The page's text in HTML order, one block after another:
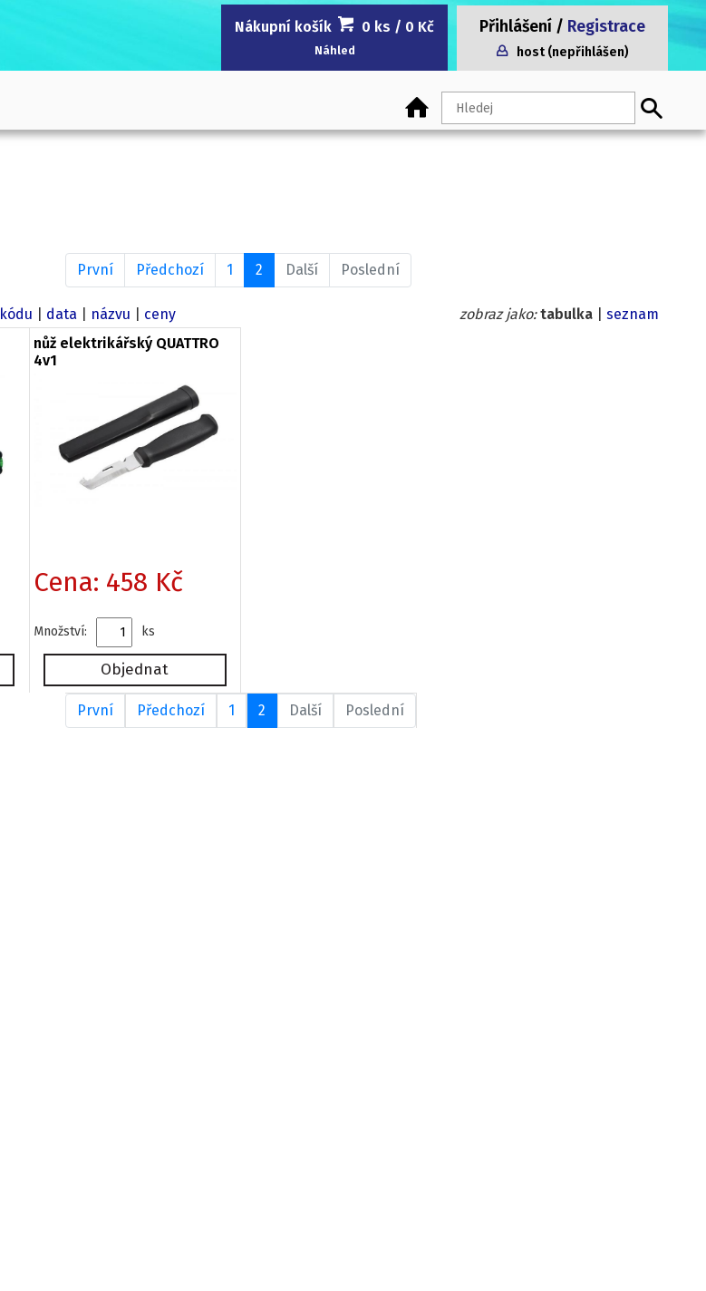
Nákupní košík 0 ks / 0 Kč
Náhled
Přihlášení / Registrace
host (nepřihlášen)
První Předchozí 1 2 Další Poslední
kódu data| názvu ceny zobraz jako: tabulka| seznam
nůž elektrikářský QUATTRO
4v1
Cena: 458 Kč
Množství: ks
První Předchozí 1 2 Další Poslední